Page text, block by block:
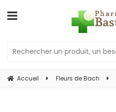
Accueil Fleurs de Bach